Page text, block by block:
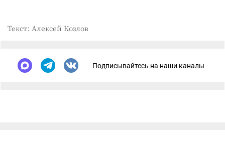
Текст: Алексей Козлов
Подписывайтесь на наши каналы